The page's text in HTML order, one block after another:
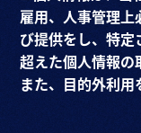
雇用、人事管理上
び提供をし、特
超えた個人情報の
また、目的外利用